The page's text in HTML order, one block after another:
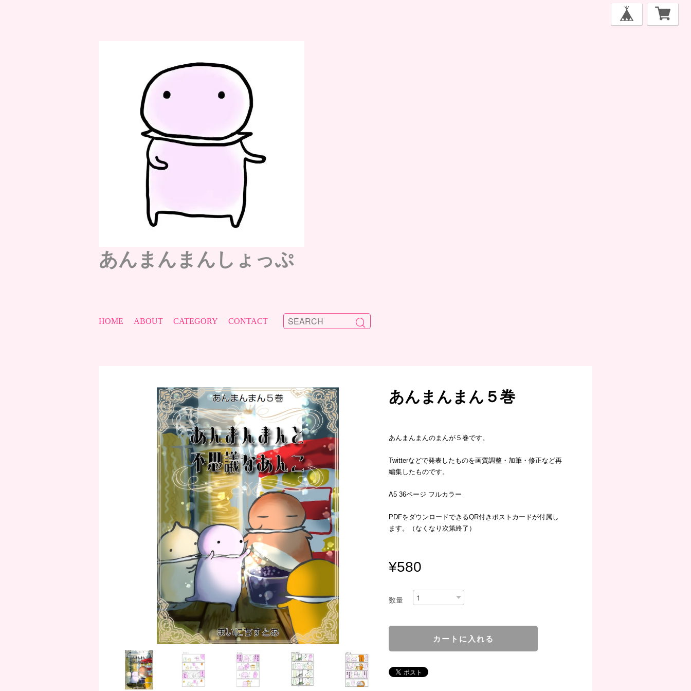
あんまんまんしょっぷ
HOME ABOUT CATEGORY CONTACT
あんまんまん５巻
あんまんまんのまんが５巻です。
Twitterなどで発表したものを画質調整・加筆・修正など再
編集したものです。
A5 36ページ フルカラー
PDFをダウンロードできるQR付きポストカードが付属し
ます。（なくなり次第終了）
¥580
数量